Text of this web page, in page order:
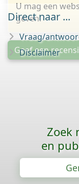
U mag een
geven.
Geef een
Direct naar ...
Vraag/
Disclaimer
Zoek
en